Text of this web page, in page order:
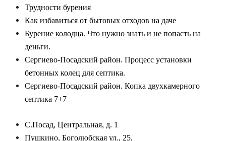
Трудности бурения
Как избавиться от бытовых отходов на даче
Бурение колодца. Что нужно знать и не попасть на
деньги.
Сергиево-Посадский район. Процесс установки
бетонных колец для септика.
Сергиево-Посадский район. Копка двухкамерного
септика 7+7
С.Посад, Центральная, д. 1
Пушкино, Боголюбская ул., 25,